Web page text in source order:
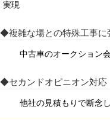
実現
◆複雑な場との特殊工事に
中古車のオークション会
◆セカンドオピニオン対応
他社の見積もりで断念し